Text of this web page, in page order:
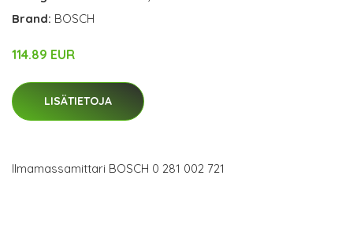
Brand: BOSCH
114.89 EUR
LISÄTIETOJA
Ilmamassamittari BOSCH 0 281 002 721